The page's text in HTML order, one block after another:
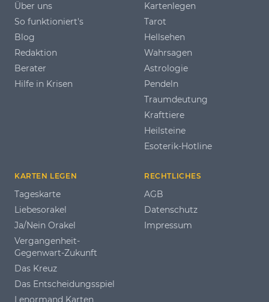
Über uns
So funktioniert's
Blog
Redaktion
Berater
Hilfe in Krisen
Kartenlegen
Tarot
Hellsehen
Wahrsagen
Astrologie
Pendeln
Traumdeutung
Krafttiere
Heilsteine
Esoterik-Hotline
KARTEN LEGEN
Tageskarte
Liebesorakel
Ja/Nein Orakel
Vergangenheit-
Gegenwart-Zukunft
Das Kreuz
Das Entscheidungsspiel
Lenormand Karten
RECHTLICHES
AGB
Datenschutz
Impressum